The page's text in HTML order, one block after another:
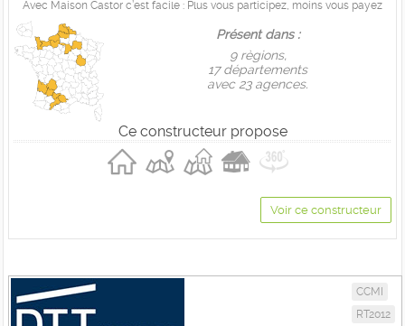
Avec Maison Castor c’est facile : Plus vous participez, moins vous payez
Présent dans :
9 règions,
17 départements
avec 23 agences.
Ce constructeur propose
Voir ce constructeur
CCMI
RT2012